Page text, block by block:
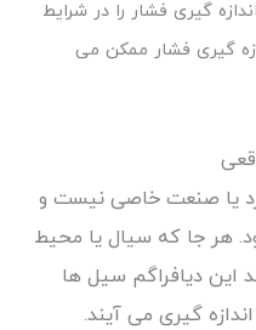
اندازه گیری فشار را در شرایط
گیری فشار ممکن می
یا صنعت خاصی نیست و
هر جا که سیال یا محیط
این دیافراگم سیل ها
گیری می آیند.